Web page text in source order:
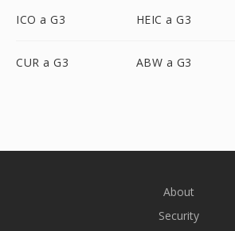
ICO a G3 HEIC a G3
CUR a G3 ABW a G3
About
Security